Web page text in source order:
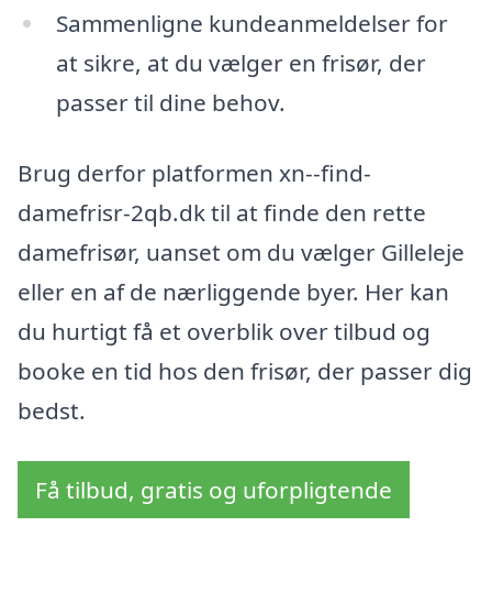
Sammenligne kundeanmeldelser for
at sikre, at du vælger en frisør, der
passer til dine behov.
Brug derfor platformen xn--find-
damefrisr-2qb.dk til at finde den rette
damefrisør, uanset om du vælger Gilleleje
eller en af de nærliggende byer. Her kan
du hurtigt få et overblik over tilbud og
booke en tid hos den frisør, der passer dig
bedst.
Få tilbud, gratis og uforpligtende